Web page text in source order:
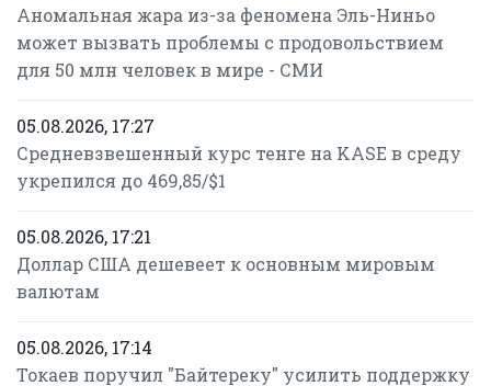
Аномальная жара из-за феномена Эль-Ниньо
может вызвать проблемы с продовольствием
для 50 млн человек в мире - СМИ
05.08.2026, 17:27
Средневзвешенный курс тенге на KASE в среду
укрепился до 469,85/$1
05.08.2026, 17:21
Доллар США дешевеет к основным мировым
валютам
05.08.2026, 17:14
Токаев поручил "Байтереку" усилить поддержку